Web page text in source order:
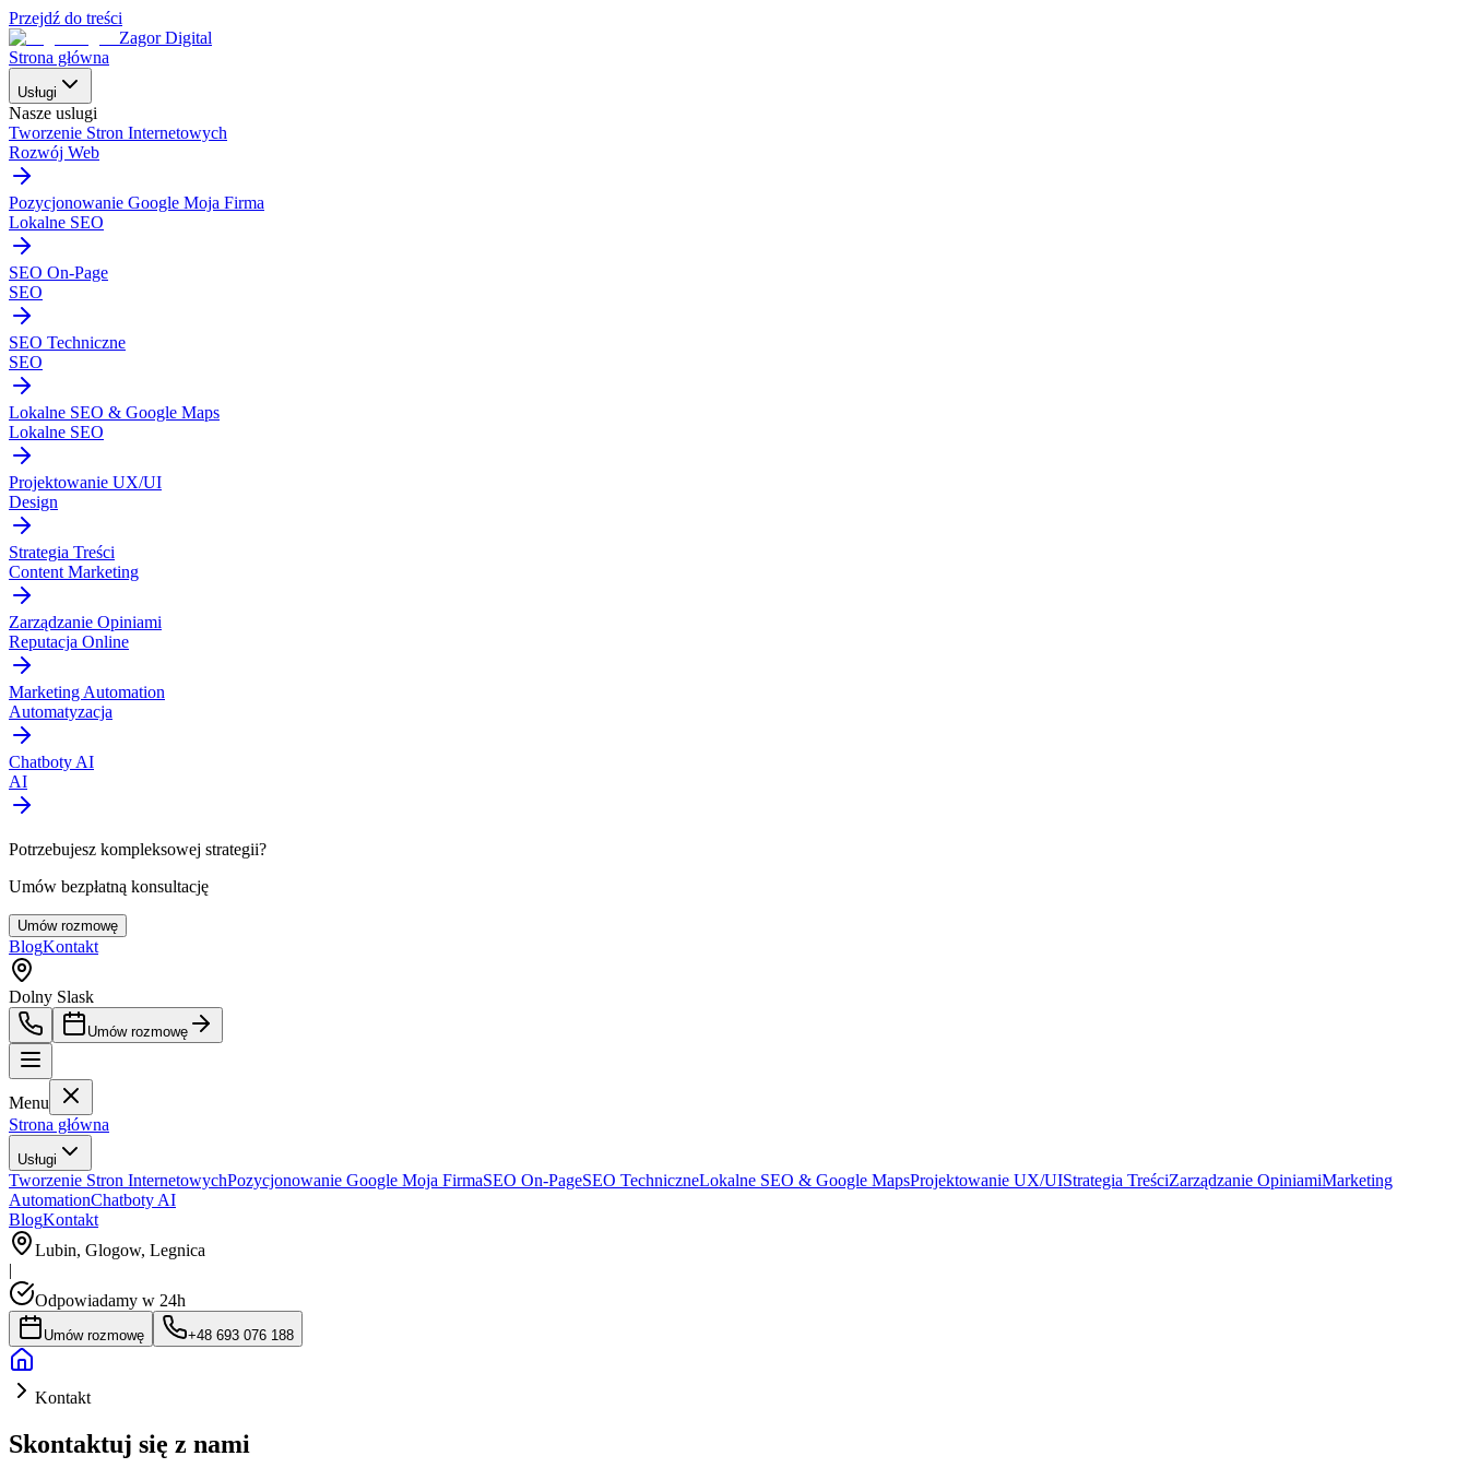
Przejdź do treści
Zagor Digital
Strona główna
Usługi
Nasze uslugi
Tworzenie Stron Internetowych
Rozwój Web
Pozycjonowanie Google Moja Firma
Lokalne SEO
SEO On-Page
SEO
SEO Techniczne
SEO
Lokalne SEO & Google Maps
Lokalne SEO
Projektowanie UX/UI
Design
Strategia Treści
Content Marketing
Zarządzanie Opiniami
Reputacja Online
Marketing Automation
Automatyzacja
Chatboty AI
AI
Potrzebujesz kompleksowej strategii?
Umów bezpłatną konsultację
Umów rozmowę
BlogKontakt
Dolny Slask
Umów rozmowę
Menu
Strona główna
Usługi
Tworzenie Stron InternetowychPozycjonowanie Google Moja FirmaSEO On-PageSEO TechniczneLokalne SEO & Google MapsProjektowanie UX/UIStrategia TreściZarządzanie OpiniamiMarketing
AutomationChatboty AI
BlogKontakt
Lubin, Glogow, Legnica
|
Odpowiadamy w 24h
Umów rozmowę +48 693 076 188
Kontakt
Skontaktuj się z nami